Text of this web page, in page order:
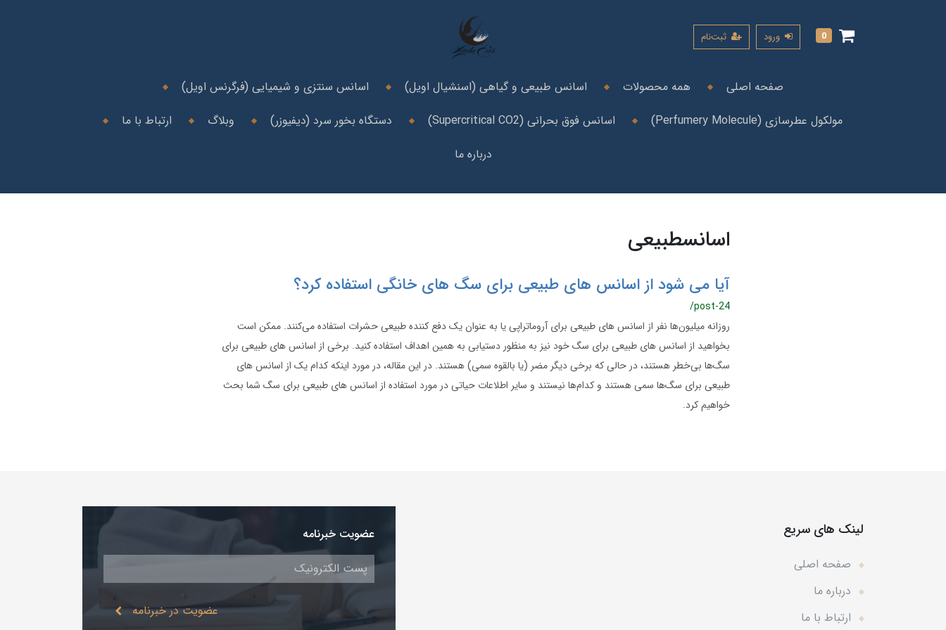
0 ورود ثبت‌نام
صفحه اصلی همه محصولات اسانس طبیعی و گیاهی (اسنشیال اویل)
اسانس سنتزی و شیمیایی (فرگرنس اویل)
مولکول عطرسازی (Perfumery Molecule)
اسانس فوق بحرانی (Supercritical CO2) دستگاه بخور سرد (دیفیوزر) وبلاگ
ارتباط با ما
درباره ما
اسانسطبیعی
آیا می شود از اسانس های طبیعی برای سگ های خانگی استفاده کرد؟
/post-24
روزانه میلیون‌ها نفر از اسانس های طبیعی برای آروماتراپی یا به عنوان یک دفع کننده طبیعی حشرات استفاده می‌کنند. ممکن است
بخواهید از اسانس های طبیعی برای سگ خود نیز به منظور دستیابی به همین اهداف استفاده کنید. برخی از اسانس های طبیعی برای
سگ‌ها بی‌خطر هستند، در حالی که برخی دیگر مضر (یا بالقوه سمی) هستند. در این مقاله، در مورد اینکه کدام یک از اسانس های
طبیعی برای سگ‌ها سمی هستند و کدام‌ها نیستند و سایر اطلاعات حیاتی در مورد استفاده از اسانس های طبیعی برای سگ شما بحث
خواهیم کرد.
لینک های سریع
صفحه اصلی
درباره ما
ارتباط با ما
عضویت خبرنامه
عضویت در خبرنامه